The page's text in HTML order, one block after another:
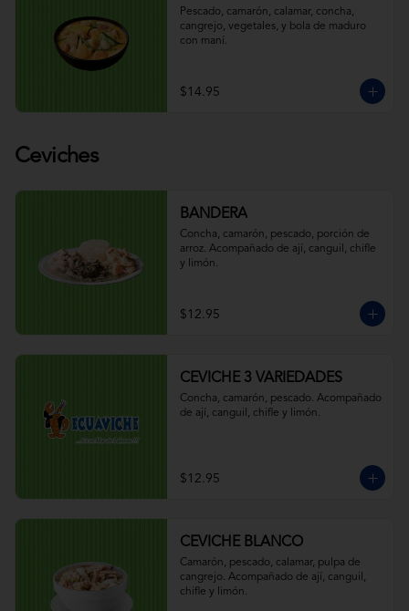
Pescado, camarón, calamar, concha,
cangrejo, vegetales, y bola de maduro
con maní.
$14.95
Ceviches
BANDERA
Concha, camarón, pescado, porción de
arroz. Acompañado de ají, canguil, chifle
y limón.
$12.95
CEVICHE 3 VARIEDADES
Concha, camarón, pescado. Acompañado
de ají, canguil, chifle y limón.
$12.95
CEVICHE BLANCO
Camarón, pescado, calamar, pulpa de
cangrejo. Acompañado de ají, canguil,
chifle y limón.